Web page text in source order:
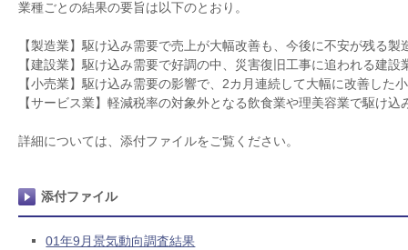
業種ごとの結果の要旨は以下のとおり。
【製造業】駆け込み需要で売上が大幅改善も、今後に不安が残る製
【建設業】駆け込み需要で好調の中、災害復旧工事に追われる建設
【小売業】駆け込み需要の影響で、2カ月連続して大幅に改善した
【サービス業】軽減税率の対象外となる飲食業や理美容業で駆け
詳細については、添付ファイルをご覧ください。
添付ファイル
01年9月景気動向調査結果